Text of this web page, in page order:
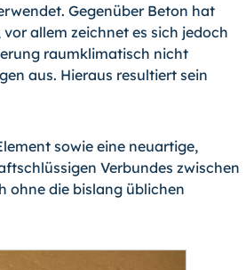
Gegenüber Beton hat
allem zeichnet es sich jedoch
raumklimatisch nicht
aus. Hieraus resultiert sein
sowie eine neuartige,
Verbundes zwischen
ohne die bislang üblichen